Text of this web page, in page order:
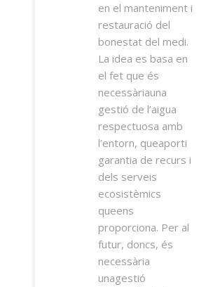
en el manteniment i
restauració del
bonestat del medi.
La idea es basa en
el fet que és
necessàriauna
gestió de l’aigua
respectuosa amb
l’entorn, queaporti
garantia de recurs i
dels serveis
ecosistèmics
queens
proporciona. Per al
futur, doncs, és
necessària
unagestió